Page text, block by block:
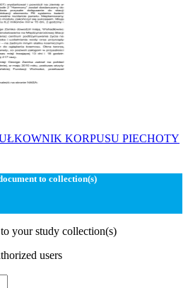
KORPUSU PIECHOTY
to collection(s)
your study collection(s)
users